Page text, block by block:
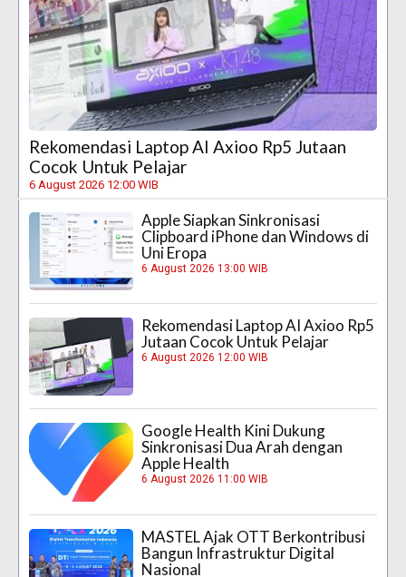
Rekomendasi Laptop AI Axioo Rp5 Jutaan
Cocok Untuk Pelajar
6 August 2026 12:00 WIB
Apple Siapkan Sinkronisasi
Clipboard iPhone dan Windows di
Uni Eropa
6 August 2026 13:00 WIB
Rekomendasi Laptop AI Axioo Rp5
Jutaan Cocok Untuk Pelajar
6 August 2026 12:00 WIB
Google Health Kini Dukung
Sinkronisasi Dua Arah dengan
Apple Health
6 August 2026 11:00 WIB
MASTEL Ajak OTT Berkontribusi
Bangun Infrastruktur Digital
Nasional